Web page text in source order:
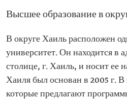
Высшее образование в
В округе Хаиль расположен
университет. Он находится в
столице, г. Хаиль, и носит ее
Хаиля был основан в 2005 г. В
которые предлагают